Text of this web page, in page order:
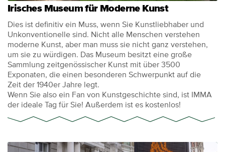
Irisches Museum für Moderne Kunst
Dies ist definitiv ein Muss, wenn Sie Kunstliebhaber und
Unkonventionelle sind. Nicht alle Menschen verstehen
moderne Kunst, aber man muss sie nicht ganz verstehen,
um sie zu würdigen. Das Museum besitzt eine große
Sammlung zeitgenössischer Kunst mit über 3500
Exponaten, die einen besonderen Schwerpunkt auf die
Zeit der 1940er Jahre legt.
Wenn Sie also ein Fan von Kunstgeschichte sind, ist IMMA
der ideale Tag für Sie! Außerdem ist es kostenlos!